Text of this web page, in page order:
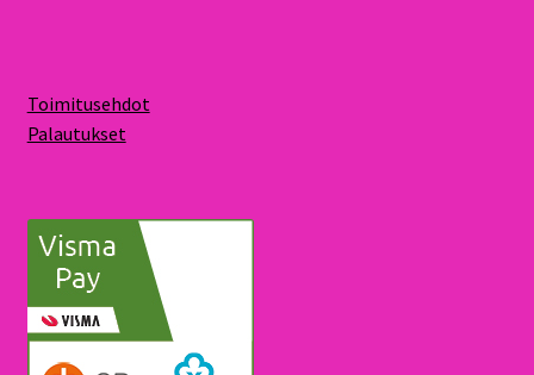
Toimitusehdot
Palautukset